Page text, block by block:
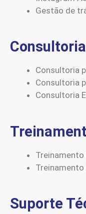
Gestão de
Consultoria
Consultoria
Consultoria
Treinamento
Suporte